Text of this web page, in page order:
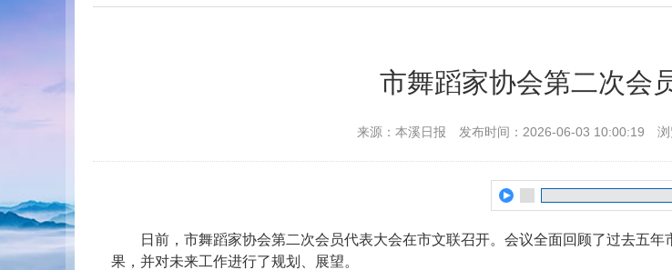
市舞蹈家协会第二次会
来源：本溪日报 发布时间：2026-06-03 10:00:19 浏
日前，市舞蹈家协会第二次会员代表大会在市文联召开。会议全面回顾了过去五
果，并对未来工作进行了规划、展望。